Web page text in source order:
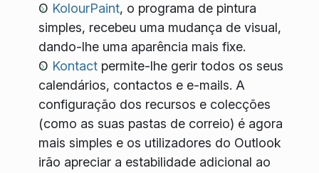
O KolourPaint, o programa de pintura
simples, recebeu uma mudança de visual,
dando-lhe uma aparência mais fixe.
O Kontact permite-lhe gerir todos os seus
calendários, contactos e e-mails. A
configuração dos recursos e colecções
(como as suas pastas de correio) é agora
mais simples e os utilizadores do Outlook
irão apreciar a estabilidade adicional ao